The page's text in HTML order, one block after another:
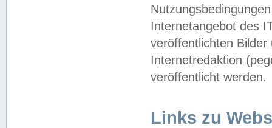
Internetangebot des
veröffentlichten
Internetredaktion
veröffentlicht werden.
Links zu